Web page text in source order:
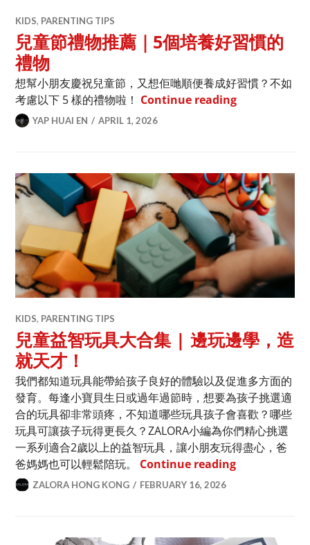
KIDS, PARENTING TIPS
兒童節禮物推薦｜5個培養好習慣的
禮物
想幫小朋友慶祝兒童節，又想佢哋順便養成好習慣？不如
考慮以下 5 樣的禮物啦！ Continue reading兒童節禮物推
YAP HUAI EN APRIL 1, 2026
KIDS, PARENTING TIPS
兒童益智玩具大合集 | 邊玩邊學，造
就天才！
我們都知道玩具能帶給孩子良好的體驗以及促進多方面的
發育。每逢小寶貝生日或過年過節時，想要為孩子挑選適
合的玩具卻非常頭疼，不知道哪些玩具孩子會喜歡？哪些
玩具可讓孩子玩得更長久？ZALORA小編為你們精心挑選
一系列適合2歲以上的益智玩具，讓小朋友玩得盡心，爸
爸媽媽也可以輕鬆陪玩。 Continue reading兒童益智玩具
ZALORA HONG KONG FEBRUARY 16, 2026